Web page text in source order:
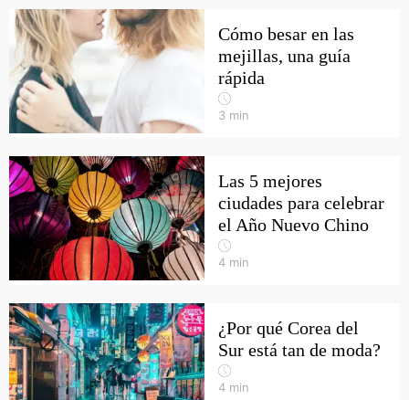
Cómo besar en las
mejillas, una guía
rápida
3 min
Las 5 mejores
ciudades para celebrar
el Año Nuevo Chino
4 min
¿Por qué Corea del
Sur está tan de moda?
4 min